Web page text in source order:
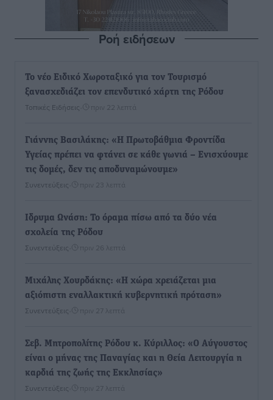
Ροή ειδήσεων
Το νέο Ειδικό Χωροταξικό για τον Τουρισμό
ξανασχεδιάζει τον επενδυτικό χάρτη της Ρόδου
Τοπικές Ειδήσεις πριν 22 λεπτά
Γιάννης Βασιλάκης: «Η Πρωτοβάθμια Φροντίδα
Υγείας πρέπει να φτάνει σε κάθε γωνιά – Ενισχύουμε
τις δομές, δεν τις αποδυναμώνουμε»
Συνεντεύξεις πριν 23 λεπτά
Ιδρυμα Ωνάση: Το όραμα πίσω από τα δύο νέα
σχολεία της Ρόδου
Συνεντεύξεις πριν 26 λεπτά
Μιχάλης Χουρδάκης: «Η χώρα χρειάζεται μια
αξιόπιστη εναλλακτική κυβερνητική πρόταση»
Συνεντεύξεις πριν 27 λεπτά
Σεβ. Μητροπολίτης Ρόδου κ. Κύριλλος: «Ο Αύγουστος
είναι ο μήνας της Παναγίας και η Θεία Λειτουργία η
καρδιά της ζωής της Εκκλησίας»
Συνεντεύξεις πριν 27 λεπτά